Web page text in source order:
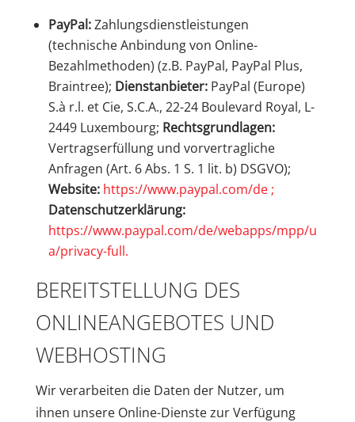
PayPal:Zahlungsdienstleistungen
(technische Anbindung von Online-
Bezahlmethoden) (z.B. PayPal, PayPal Plus,
Braintree); Dienstanbieter:PayPal (Europe)
S.à r.l. et Cie, S.C.A., 22-24 Boulevard Royal, L-
2449 Luxembourg; Rechtsgrundlagen:
Vertragserfüllung und vorvertragliche
Anfragen (Art. 6 Abs. 1 S. 1 lit. b) DSGVO);
Website: https://www.paypal.com/de ;
Datenschutzerklärung:
https://www.paypal.com/de/webapps/mpp/u
a/privacy-full.
BEREITSTELLUNG DES
ONLINEANGEBOTES UND
WEBHOSTING
Wir verarbeiten die Daten der Nutzer, um
ihnen unsere Online-Dienste zur Verfügung